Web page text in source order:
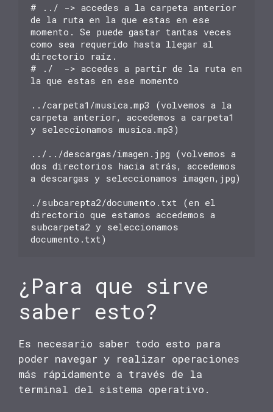
# ../ -> accedes a la carpeta anterior
de la ruta en la que estas en ese
momento. Se puede gastar tantas veces
como sea requerido hasta llegar al
directorio raíz.
# ./  -> accedes a partir de la ruta en
la que estas en ese momento
../carpeta1/musica.mp3 (volvemos a la
carpeta anterior, accedemos a carpeta1
y seleccionamos musica.mp3)
../../descargas/imagen.jpg (volvemos a
dos directorios hacia atrás, accedemos
a descargas y seleccionamos imagen,jpg)
./subcarepta2/documento.txt (en el
directorio que estamos accedemos a
subcarpeta2 y seleccionamos
¿Para que sirve
saber esto?
Es necesario saber todo esto para
poder navegar y realizar operaciones
más rápidamente a través de la
terminal del sistema operativo.